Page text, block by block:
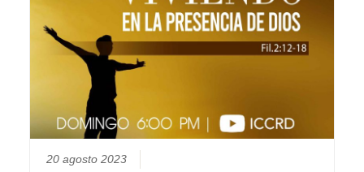
20 agosto 2023